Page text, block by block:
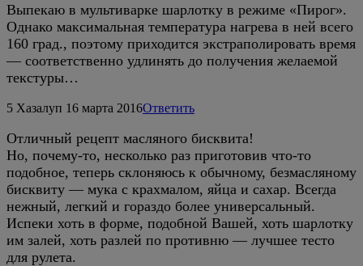
Выпекаю в мультиварке шарлотку в режиме «Пирог».
Однако максимальная температура нагрева в ней всего
160 град., поэтому приходится экстраполировать время
— соответственно удлинять до получения желаемой
текстуры…
5 Хазалуп 16 марта 2016Ответить
Отличный рецепт масляного бисквита!
Но, почему-то, несколько раз приготовив что-то
подобное, теперь склоняюсь к обычному, безмасляному
бисквиту — мука с крахмалом, яйца и сахар. Всегда
нежный, легкий и гораздо более универсальный.
Испеки хоть в форме, подобной Вашей, хоть шарлотку
им залей, хоть разлей по противню — лучшее тесто
для рулета.